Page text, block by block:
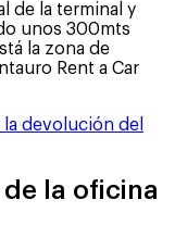
de la terminal y
unos 300mts
la zona de
Rent a Car
devolución del
la oficina